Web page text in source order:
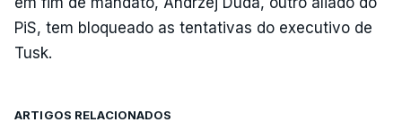
PiS, tem bloqueado as tentativas do executivo de
Tusk.
ARTIGOS RELACIONADOS